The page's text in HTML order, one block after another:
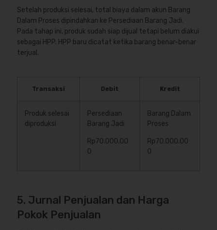
Setelah produksi selesai, total biaya dalam akun Barang
Dalam Proses dipindahkan ke Persediaan Barang Jadi.
Pada tahap ini, produk sudah siap dijual tetapi belum diakui
sebagai HPP. HPP baru dicatat ketika barang benar-benar
terjual.
Transaksi Debit Kredit
Produk selesai
diproduksi
Persediaan
Barang Jadi
Rp70.000.00
0
Barang Dalam
Proses
Rp70.000.00
0
5. Jurnal Penjualan dan Harga
Pokok Penjualan